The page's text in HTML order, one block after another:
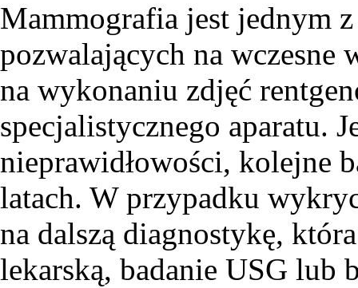
Mammografia jest jednym
pozwalających na wczesne
na wykonaniu zdjęć
specjalistycznego aparatu.
nieprawidłowości, kolejne
latach. W przypadku
na dalszą diagnostykę,
lekarską, badanie USG lub